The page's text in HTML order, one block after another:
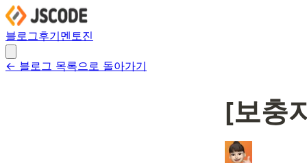
블로그후기멘토진
← 블로그 목록으로 돌아가기
[보충